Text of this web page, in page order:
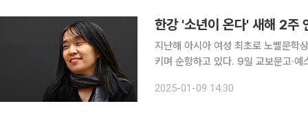
한강 '소년이 온다' 새해 2주
지난해 아시아 여성 최초로 노벨문학
키며 순항하고 있다. 9일 교보문고·예스24 등에 따르면, 한강의 '소년이 온다'는 새해 들어 2주 연
또 다른 대표작 '작별하지 않는다'는 3
2025-01-09 14:30